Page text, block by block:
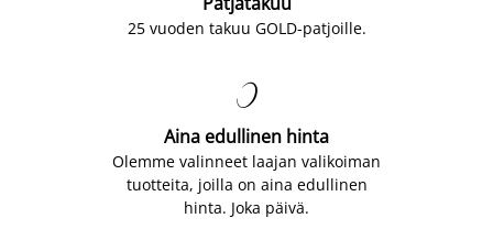
25 vuoden takuu GOLD-patjoille.

Aina edullinen hinta
Olemme valinneet laajan valikoiman
tuotteita, joilla on aina edullinen
hinta. Joka päivä.